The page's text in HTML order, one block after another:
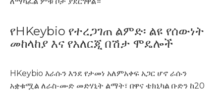
የHKeybio የተረጋገጠ ልምድ፡ ልዩ የሰውነት
መከላከያ እና የአለርጂ በሽታ ሞዴሎች
HKeybio እራሱን እንደ የታመነ አለምአቀፍ አጋር ሆኖ ራሱን
አቋቁሟል ለራስ-ሙድ መድሃኒት ልማት፣ በዋና ቴክኒካል ቡድን ከ20